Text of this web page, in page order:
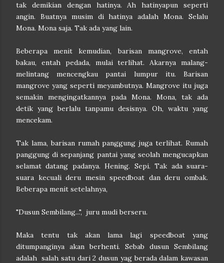
tak demikian dengan hatinya. Ah hatinyapun seperti
angin. Buatnya musim di hatinya adalah Mona. Selalu
Mona. Mona saja. Tak ada yang lain.
Beberapa menit kemudian, barisan mangrove, entah
bakau, entah pedada, mulai terlihat. Akarnya malang-
melintang mencengkau pantai lumpur itu. Barisan
mangrove yang seperti meyambutnya. Mangrove itu juga
semakin mengingatkannya pada Mona. Mona, tak ada
detik yang berlalu tanpamu desisnya. Oh, waktu yang
mencekam.
Tak lama, barisan rumah panggung juga terlihat. Rumah
panggung di sepanjang pantai yang seolah mengucapkan
selamat datang padanya. Hening. Sepi. Tak ada suara-
suara kecuali deru mesin speedboat dan deru ombak.
Beberapa menit setelahnya,
"Dusun Sembilang...", juru mudi berseru.
Maka tentu tak akan lama lagi speedboat yang
ditumpanginya akan berhenti. Sebab dusun Sembilang
adalah salah satu dari 2 dusun yag berada dalam kawasan